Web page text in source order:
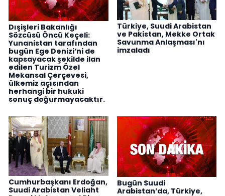
Dışişleri Bakanlığı
Sözcüsü Öncü Keçeli:
Yunanistan tarafından
bugün Ege Denizi’ni de
kapsayacak şekilde ilan
edilen Turizm Özel
Mekansal Çerçevesi,
ülkemiz açısından
herhangi bir hukuki
sonuç doğurmayacaktır.
Türkiye, Suudi Arabistan
ve Pakistan, Mekke Ortak
Savunma Anlaşması'nı
imzaladı
Cumhurbaşkanı Erdoğan,
Suudi Arabistan Veliaht
Bugün Suudi
Arabistan’da, Türkiye,